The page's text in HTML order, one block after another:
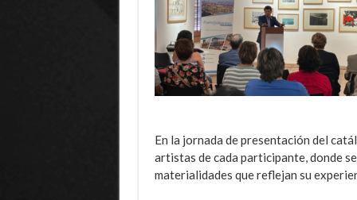
En la jornada de presentación del
artistas de cada participante, donde
materialidades que reflejan su